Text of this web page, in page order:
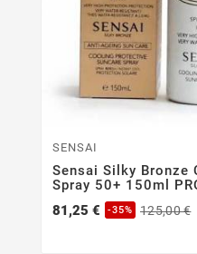
SENSAI
Sensai Silky Bronze
Spray 50+ 150ml
81,25 € -35% 125,00 €